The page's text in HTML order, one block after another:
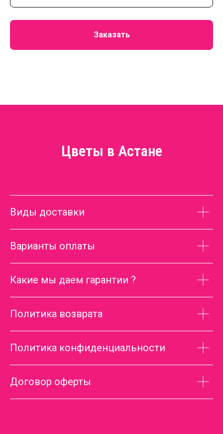
Заказать
Цветы в Астане
Виды доставки
Варианты оплаты
Какие мы даем гарантии ?
Политика возврата
Политика конфиденциальности
Договор оферты